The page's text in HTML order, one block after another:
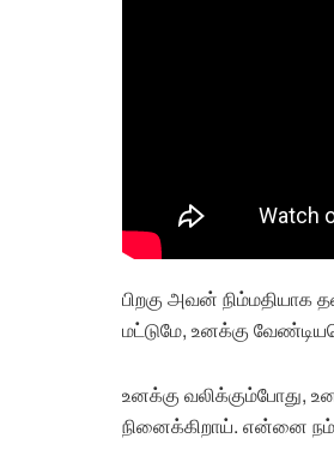
பிறகு அவன்
மட்டுமே, உனக்கு
உனக்கு வலிக்கும்போது,
நினைக்கிறாய். என்னை